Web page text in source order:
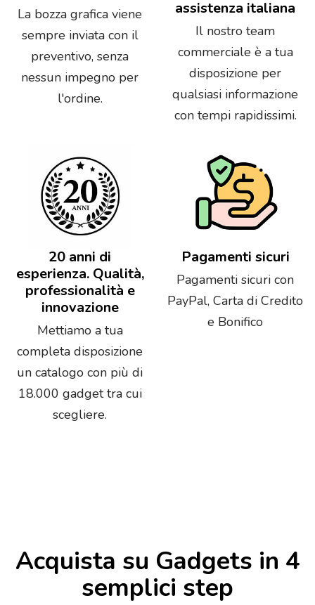
La bozza grafica viene
sempre inviata con il
preventivo, senza
nessun impegno per
l'ordine.
assistenza italiana
Il nostro team
commerciale è a tua
disposizione per
qualsiasi informazione
con tempi rapidissimi.
20 anni di
esperienza. Qualità,
professionalità e
innovazione
Mettiamo a tua
completa disposizione
un catalogo con più di
18.000 gadget tra cui
scegliere.
Pagamenti sicuri
Pagamenti sicuri con
PayPal, Carta di Credito
e Bonifico
Acquista su Gadgets in 4
semplici step